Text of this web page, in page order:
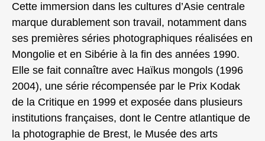
Cette immersion dans les cultures d’Asie centrale
marque durablement son travail, notamment dans
ses premières séries photographiques réalisées en
Mongolie et en Sibérie à la fin des années 1990.
Elle se fait connaître avec Haïkus mongols (1996
2004), une série récompensée par le Prix Kodak
de la Critique en 1999 et exposée dans plusieurs
institutions françaises, dont le Centre atlantique de
la photographie de Brest, le Musée des arts